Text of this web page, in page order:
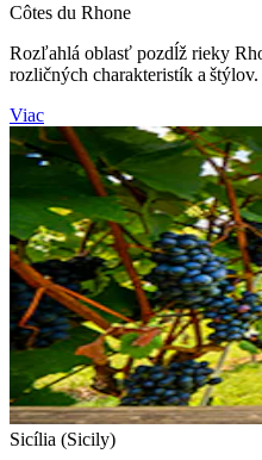
Côtes du Rhone
Rozľahlá oblasť pozdĺž rieky
rozličných charakteristík a štýlov.
Viac
Sicília (Sicily)